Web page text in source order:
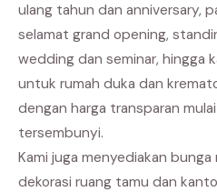
ulang tahun dan anniversary,
selamat grand opening,
wedding dan seminar, hingga
untuk rumah duka dan
dengan harga transparan
tersembunyi.
Kami juga menyediakan
dekorasi ruang tamu dan